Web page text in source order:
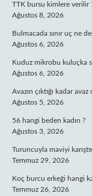
TTK bursu kimlere verilir
Ağustos 8, 2026
Bulmacada sınır uç ne
Ağustos 6, 2026
Kuduz mikrobu kuluçka
Ağustos 6, 2026
Avazın çıktığı kadar
Ağustos 5, 2026
56 hangi beden kadın ?
Ağustos 3, 2026
Turuncuyla maviyi
Temmuz 29, 2026
Koç burcu erkeği hangi
Temmuz 26, 2026